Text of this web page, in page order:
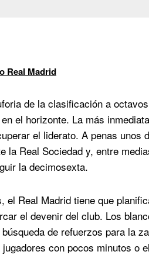
Real Madrid
de la clasificación a
el horizonte. La más
el liderato. A penas unos
la Real Sociedad y, entre
la decimosexta.
el Real Madrid tiene que
el devenir del club. Los
de refuerzos para la
con pocos minutos o